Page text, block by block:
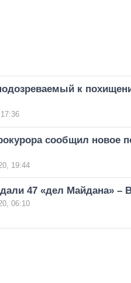
к
сообщил новое
19:44
47 «дел Майдана» –
06:10